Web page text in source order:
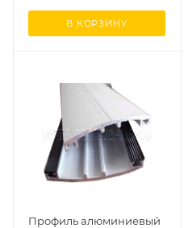
В КОРЗИНУ
Профиль алюминиевый